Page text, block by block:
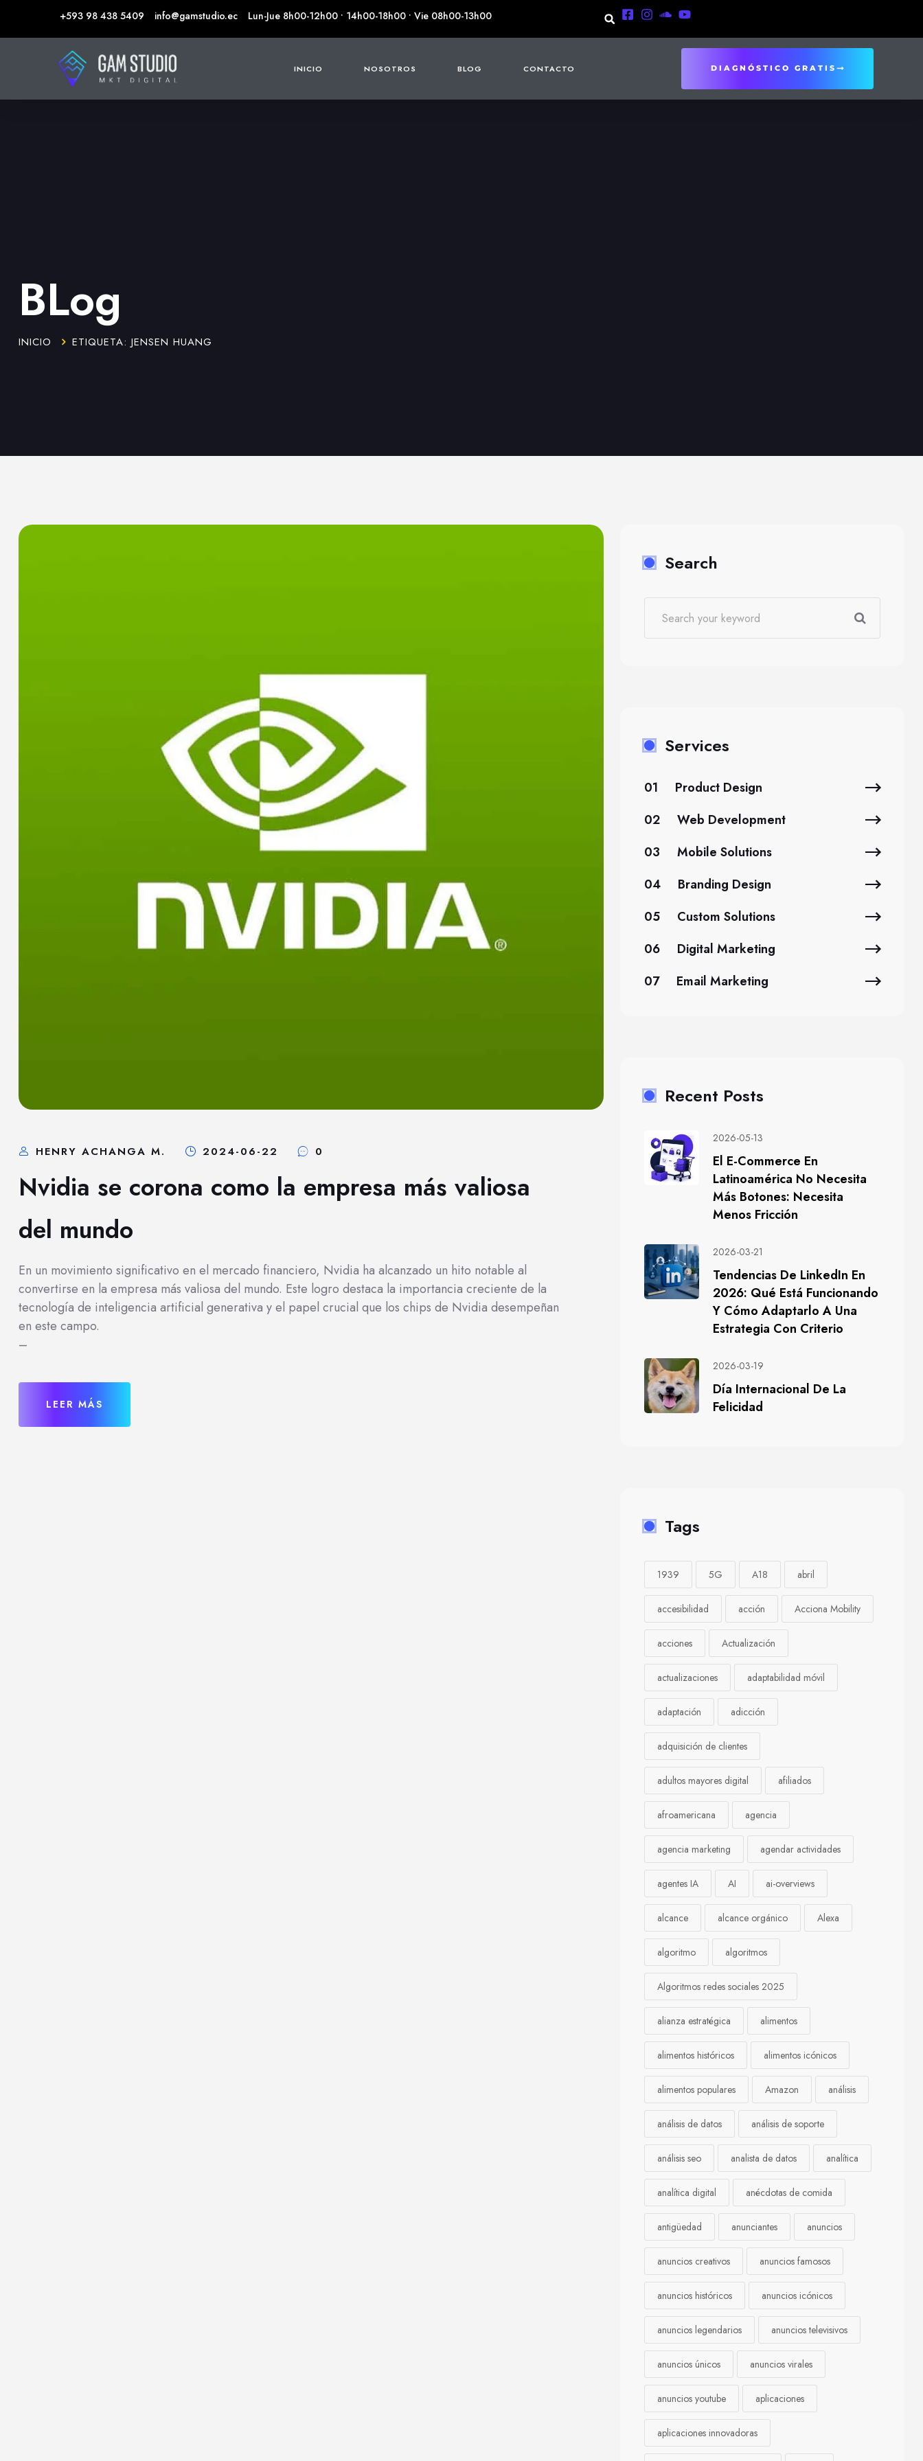
+593 98 438 5409 info@gamstudio.ec Lun-Jue 8h00-12h00 • 14h00-18h00 • Vie 08h00-13h00
INICIO NOSOTROS BLOG CONTACTO DIAGNÓSTICO GRATIS
BLog
INICIO ETIQUETA: JENSEN HUANG
HENRY ACHANGA M. 2024-06-22 0
Nvidia se corona como la empresa más valiosa
del mundo
En un movimiento significativo en el mercado financiero, Nvidia ha alcanzado un hito notable al
convertirse en la empresa más valiosa del mundo. Este logro destaca la importancia creciente de la
tecnología de inteligencia artificial generativa y el papel crucial que los chips de Nvidia desempeñan
en este campo.
–
LEER MÁS
Search
Services
01
Product Design
02
Web Development
03
Mobile Solutions
04
Branding Design
05
Custom Solutions
06
Digital Marketing
07
Email Marketing
Recent Posts
2026-05-13
El E-Commerce En
Latinoamérica No Necesita
Más Botones: Necesita
Menos Fricción
2026-03-21
Tendencias De LinkedIn En
2026: Qué Está Funcionando
Y Cómo Adaptarlo A Una
Estrategia Con Criterio
2026-03-19
Día Internacional De La
Felicidad
Tags
1939 5G A18 abril
accesibilidad acción Acciona Mobility
acciones Actualización
actualizaciones adaptabilidad móvil
adaptación adicción
adquisición de clientes
adultos mayores digital afiliados
afroamericana agencia
agencia marketing agendar actividades
agentes IA AI ai-overviews
alcance alcance orgánico Alexa
algoritmo algoritmos
Algoritmos redes sociales 2025
alianza estratégica alimentos
alimentos históricos alimentos icónicos
alimentos populares Amazon análisis
análisis de datos análisis de soporte
análisis seo analista de datos analítica
analítica digital anécdotas de comida
antigüedad anunciantes anuncios
anuncios creativos anuncios famosos
anuncios históricos anuncios icónicos
anuncios legendarios anuncios televisivos
anuncios únicos anuncios virales
anuncios youtube aplicaciones
aplicaciones innovadoras